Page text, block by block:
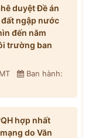
duyệt Đề án
ngập nước
đến năm
trường ban
Ban hành:
hợp nhất
do Văn